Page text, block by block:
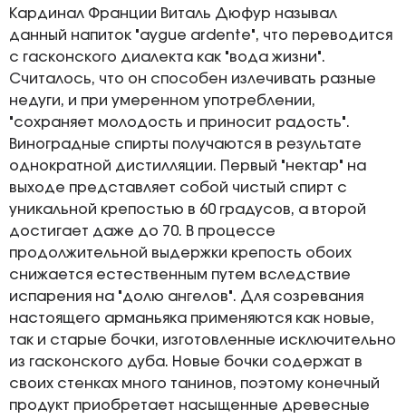
Кардинал Франции Виталь Дюфур называл
данный напиток "aygue ardente", что переводится
с гасконского диалекта как "вода жизни".
Считалось, что он способен излечивать разные
недуги, и при умеренном употреблении,
"сохраняет молодость и приносит радость".
Виноградные спирты получаются в результате
однократной дистилляции. Первый "нектар" на
выходе представляет собой чистый спирт с
уникальной крепостью в 60 градусов, а второй
достигает даже до 70. В процессе
продолжительной выдержки крепость обоих
снижается естественным путем вследствие
испарения на "долю ангелов". Для созревания
настоящего арманьяка применяются как новые,
так и старые бочки, изготовленные исключительно
из гасконского дуба. Новые бочки содержат в
своих стенках много танинов, поэтому конечный
продукт приобретает насыщенные древесные